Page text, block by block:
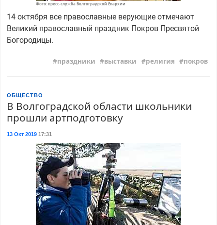
Фото: пресс-служба Волгоградской Епархии
14 октября все православные верующие отмечают
Великий православный праздник Покров Пресвятой
Богородицы.
праздники выставки религия покров
ОБЩЕСТВО
В Волгоградской области школьники
прошли артподготовку
13 Окт 201917:31